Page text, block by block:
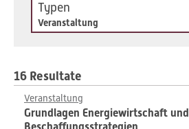
Typen
Veranstaltung
16 Resultate
Veranstaltung
Grundlagen Energiewirtschaft und